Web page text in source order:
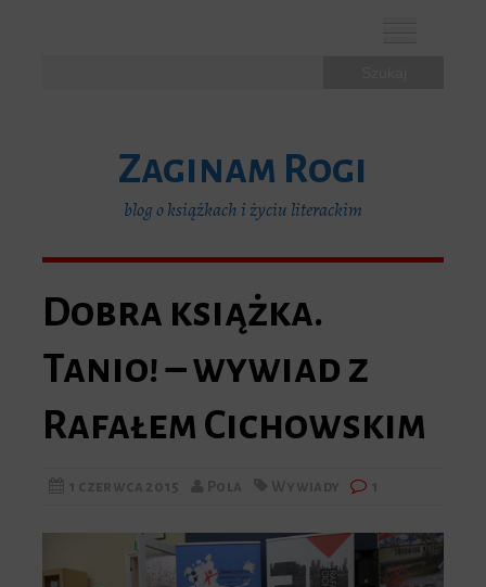
Zaginam Rogi
blog o książkach i życiu literackim
g
m
t
t
e
e
b
o
k
Dobra książka.
Tanio! – wywiad z
Rafałem Cichowskim